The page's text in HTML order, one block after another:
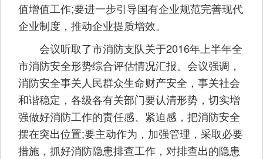
值增值工作;要进一步引导国有企业规范完善现代
企业制度，推动企业提质增效。
会议听取了市消防支队关于2016年上半年全
市消防安全形势综合评估情况汇报。会议强调，
消防安全事关人民群众生命财产安全，事关社会
和谐稳定，各级各有关部门要认清形势，切实增
强做好消防工作的责任感、紧迫感，把消防安全
摆在突出位置;要主动作为，加强管理，采取必要
措施，抓好消防隐患排查工作，对排查出的隐患